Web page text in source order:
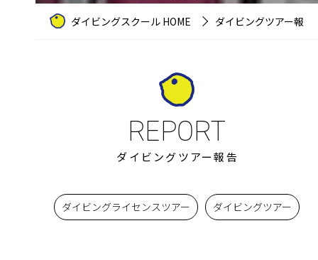
ダイビングスクール HOME ダイビングツアー報告
ダイビングツアー報告
ダイビングライセンスツアー ダイビングツアー